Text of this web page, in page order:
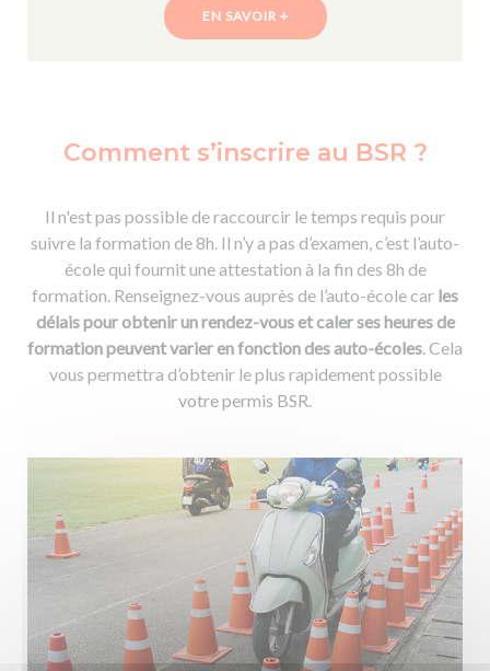
EN SAVOIR +
Comment s’inscrire au BSR ?
Il n'est pas possible de raccourcir le temps requis pour
suivre la formation de 8h. Il n’y a pas d’examen, c’est l’auto-
école qui fournit une attestation à la fin des 8h de
formation. Renseignez-vous auprès de l’auto-école car les
délais pour obtenir un rendez-vous et caler ses heures de
formation peuvent varier en fonction des auto-écoles. Cela
vous permettra d’obtenir le plus rapidement possible
votre permis BSR.